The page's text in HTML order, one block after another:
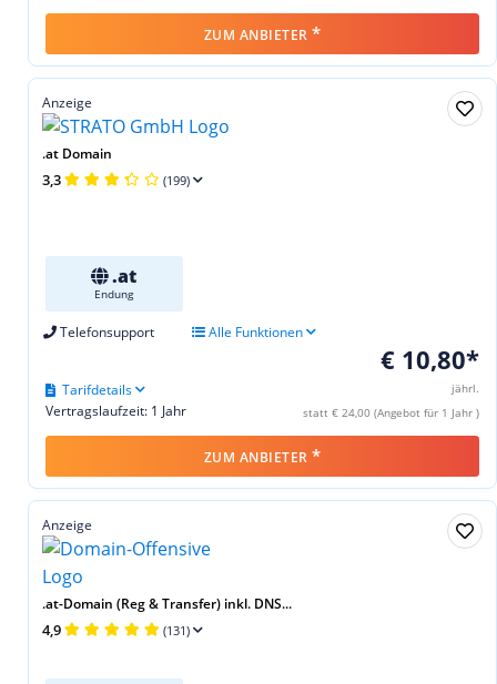
ZUM ANBIETER *
Anzeige
.at Domain
3,3 (199)
.at
Endung
Telefonsupport Alle Funktionen
€ 10,80*
jährl.
statt € 24,00 (Angebot für 1 Jahr )
Vertragslaufzeit: 1 Jahr
Tarifdetails
ZUM ANBIETER *
Anzeige
.at-Domain (Reg & Transfer) inkl. DNS...
4,9 (131)